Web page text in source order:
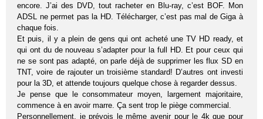
encore. J’ai des DVD, tout racheter en Blu-ray, c’est BOF. Mon
ADSL ne permet pas la HD. Télécharger, c’est pas mal de Giga à
chaque fois.
Et puis, il y a plein de gens qui ont acheté une TV HD ready, et
qui ont du de nouveau s’adapter pour la full HD. Et pour ceux qui
ne se sont pas adapté, on parle déjà de supprimer les flux SD en
TNT, voire de rajouter un troisième standard! D’autres ont investi
pour la 3D, et attende toujours quelque chose à regarder dessus.
Je pense que le consommateur moyen, largement majoritaire,
commence à en avoir marre. Ça sent trop le piège commercial.
Personnellement, je prévois le même avenir pour le 4k que pour